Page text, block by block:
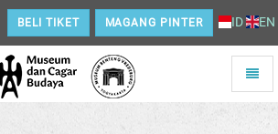
BELI TIKET MAGANG PINTER ID EN
Toggle